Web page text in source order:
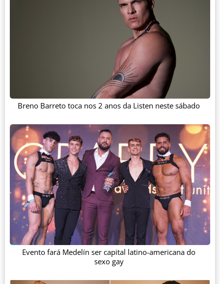
Breno Barreto toca nos 2 anos da Listen neste sábado
Evento fará Medelín ser capital latino-americana do
sexo gay